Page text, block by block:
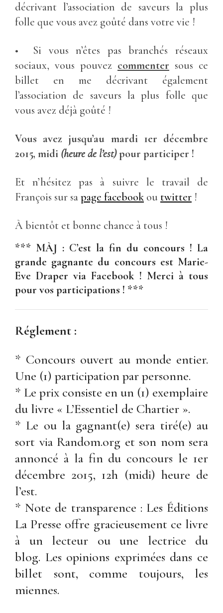
décrivant l’association de saveurs la plus
folle que vous avez goûté dans votre vie !
• Si vous n’êtes pas branchés réseaux
sociaux, vous pouvez commenter sous ce
billet en me décrivant également
l’association de saveurs la plus folle que
vous avez déjà goûté !
Vous avez jusqu’au mardi 1er décembre
2015, midi (heure de l’est)pour participer !
Et n’hésitez pas à suivre le travail de
François sur sapage facebook ou twitter !
À bientôt et bonne chance à tous !
*** MÀJ : C’est la fin du concours ! La
grande gagnante du concours est Marie-
Eve Draper via Facebook ! Merci à tous
pour vos participations ! ***
Réglement :
* Concours ouvert au monde entier.
Une (1) participation par personne.
* Le prix consiste en un (1) exemplaire
du livre « L’Essentiel de Chartier ».
* Le ou la gagnant(e) sera tiré(e) au
sort via Random.org et son nom sera
annoncé à la fin du concours le 1er
décembre 2015, 12h (midi) heure de
l’est.
* Note de transparence : Les Éditions
La Presse offre gracieusement ce livre
à un lecteur ou une lectrice du
blog. Les opinions exprimées dans ce
billet sont, comme toujours, les
miennes.